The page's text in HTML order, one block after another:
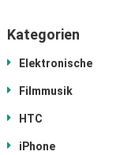
Kategorien
Elektronische
Filmmusik
HTC
iPhone